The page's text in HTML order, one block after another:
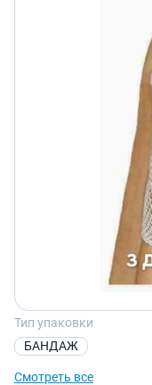
Тип упаковки
БАНДАЖ
Смотреть все